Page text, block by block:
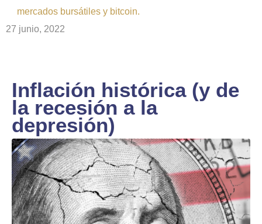
mercados bursátiles y bitcoin.
27 junio, 2022
Inflación histórica (y de
la recesión a la
depresión)